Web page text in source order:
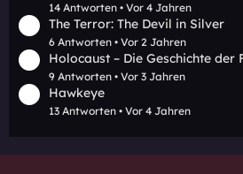
14 Antworten Vor 4 Jahren
The Terror: The Devil in Silver
6 Antworten Vor 2 Jahren
Holocaust – Die Geschichte der
9 Antworten Vor 3 Jahren
Hawkeye
13 Antworten Vor 4 Jahren